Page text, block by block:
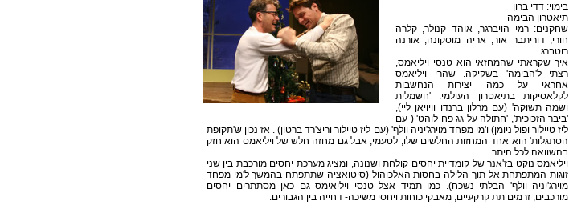
בימוי: דדי ברון
תיאטרון הבימה
שחקנים: רמי הויברגר, אוהד קנולר, קלרה
חורי, דוריתבר אור, אריה מוסקונה, אורנה
רוטברג
איך שקראתי שהמחזאי הוא טנסי ויליאמס,
רצתי ל'הבימה' בשקיקה. שהרי ויליאמס
אחראי על כמה יצירות הנחשבות
לקלאסיקות בתיאטרון העולמי: 'חשמלית
ושמה תשוקה' (עם מרלון ברנדו וויויאן ליי),
'ביבר הזכוכית', 'חתולה על גג פח לוהט' ( עם
ליז טיילור ופול ניומן) ו'מי מפחד מוירג'יניה וולף' (עם ליז טיילור וריצ'רד ברטון) . אז נכון ש'תקופת
הסתגלות' הוא אחד המחזות החלשים שלו, לטעמי, אבל גם מחזה חלש של ויליאמס הוא חזק
בהשוואה לכל היתר.
ויליאמס נוקט בז'אנר של קומדיית יחסים קולחת ושנונה, ומציג מערכת יחסים מורכבת בין שני
זוגות המתפתחת אל תוך הלילה בחסות האלכוהול (סיטואציה שתתפתח בהמשך ל'מי מפחד
מוירג'יניה וולף' הבלתי נשכח). כמו תמיד אצל טנסי ויליאימס גם כאן מסתתרים יחסים
מורכבים, זרמים תת קרקעיים, מאבקי כוחות ויחסי משיכה- דחייה בין הגבורים.